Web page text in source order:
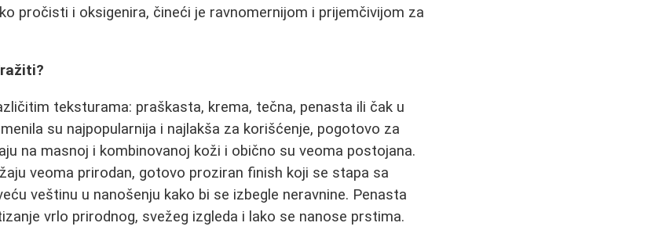
pročisti i oksigenira, čineći je ravnomernijom i prijemčivijom za
teksturama: praškasta, krema, tečna, penasta ili čak u
su najpopularnija i najlakša za korišćenje, pogotovo za
na masnoj i kombinovanoj koži i obično su veoma postojana.
veoma prirodan, gotovo proziran finish koji se stapa sa
veštinu u nanošenju kako bi se izbegle neravnine. Penasta
vrlo prirodnog, svežeg izgleda i lako se nanose prstima.